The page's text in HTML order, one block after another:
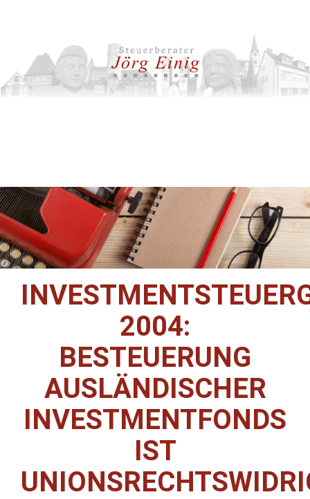
2004:
BESTEUERUNG
AUSLÄNDISCHER
INVESTMENTFONDS
IST